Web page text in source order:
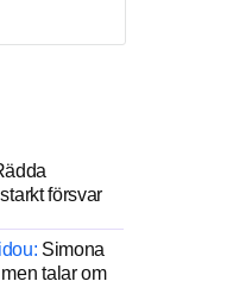
försvar
Simona
talar om